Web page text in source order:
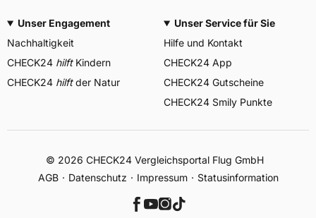
Unser Engagement
Nachhaltigkeit
CHECK24 hilftKindern
CHECK24 hilftder Natur
Unser Service für Sie
Hilfe und Kontakt
CHECK24 App
CHECK24 Gutscheine
CHECK24 Smily Punkte
© 2026 CHECK24 Vergleichsportal Flug GmbH
AGB
Datenschutz Impressum Statusinformation